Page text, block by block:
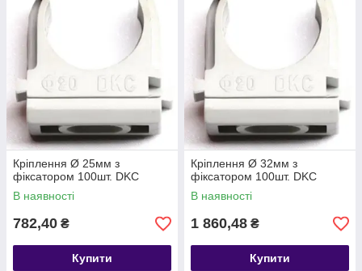
Кріплення Ø 25мм з
фіксатором 100шт. DKC
В наявності
782,40 ₴
Купити
Кріплення Ø 32мм з
фіксатором 100шт. DKC
В наявності
1 860,48 ₴
Купити